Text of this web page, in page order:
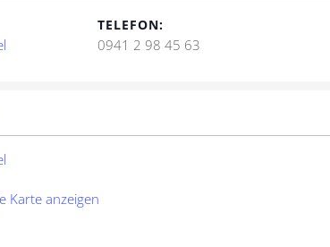
TELEFON:
0941 2 98 45 63
Karte anzeigen